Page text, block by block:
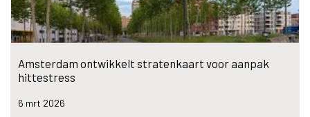
Amsterdam ontwikkelt stratenkaart voor aanpak
hittestress
6 mrt 2026